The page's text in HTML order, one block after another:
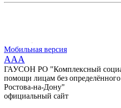
Мобильная версия
AAA
ГАУСОН РО "Комплексный
помощи лицам без определённого
Ростова-на-Дону"
официальный сайт